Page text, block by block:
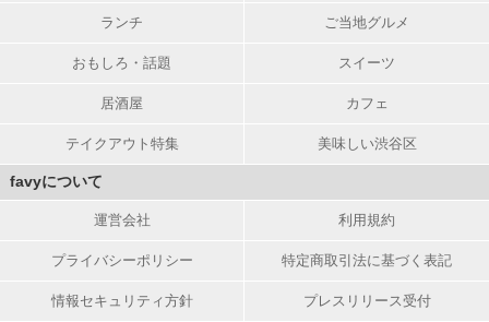
ランチ ご当地グルメ
おもしろ・話題 スイーツ
居酒屋 カフェ
テイクアウト特集 美味しい渋谷区
favyについて
運営会社 利用規約
プライバシーポリシー 特定商取引法に基づく表記
情報セキュリティ方針 プレスリリース受付